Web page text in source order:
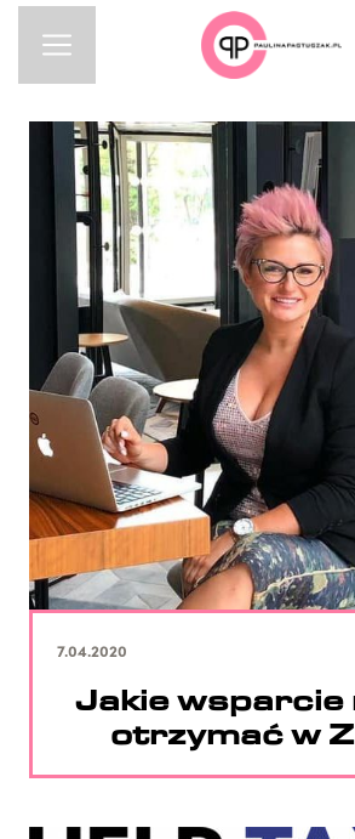
7.04.2020
Jakie wsparcie
otrzymać w